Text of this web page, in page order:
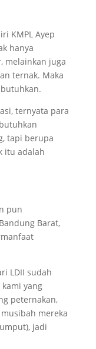
KMPL Ayep
hanya
melainkan juga
ternak. Maka
ternyata para
tapi berupa
itu adalah
pun
Barat,
LDII sudah
yang
peternakan,
mereka
jadi